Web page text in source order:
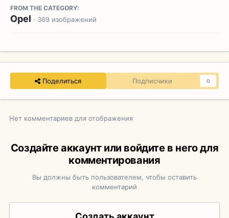
FROM THE CATEGORY:
Opel · 369 изображений
Поделиться Подписчики 0
Нет комментариев для отображения
Создайте аккаунт или войдите в него для
комментирования
Вы должны быть пользователем, чтобы оставить
комментарий